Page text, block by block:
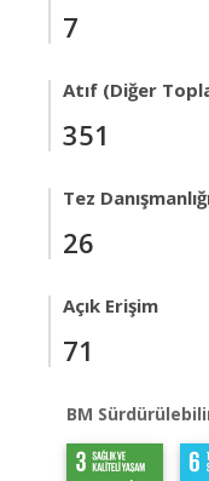
7
Atıf (Diğer
351
Tez
26
Açık Erişim
71
BM